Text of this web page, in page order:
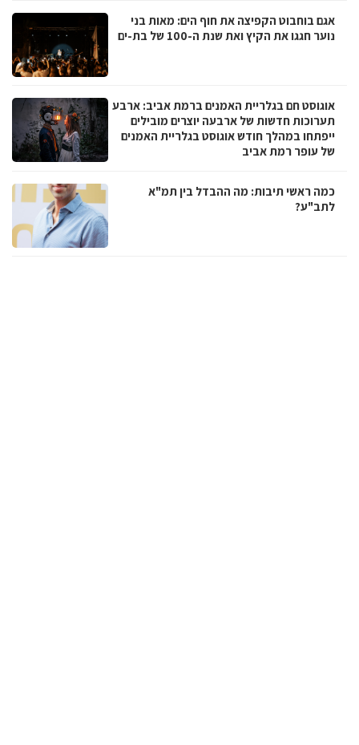
אגם בוחבוט הקפיצה את חוף הים: מאות בני
נוער חגגו את הקיץ ואת שנת ה-100 של בת-ים
אוגוסט חם בגלריית האמנים ברמת אביב: ארבע
תערוכות חדשות של ארבעה יוצרים מובילים
ייפתחו במהלך חודש אוגוסט בגלריית האמנים
של עופר רמת אביב
כמה ראשי תיבות: מה ההבדל בין תמ"א
לתב"ע?